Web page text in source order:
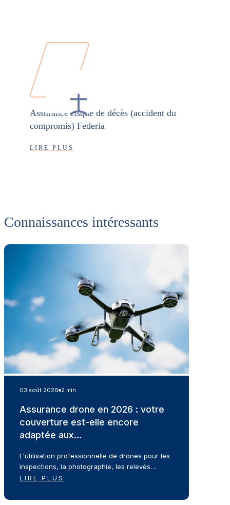
Assurance risque de décès (accident du
compromis) Federia
LIRE PLUS
Connaissances intéressants
03 août 2026 2 min.
Assurance drone en 2026 : votre
couverture est-elle encore
adaptée aux…
L'utilisation professionnelle de drones pour les
inspections, la photographie, les relevés…
LIRE PLUS